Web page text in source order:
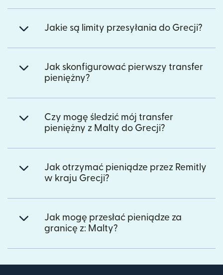
Jakie są limity przesyłania do Grecji?
Jak skonfigurować pierwszy transfer
pieniężny?
Czy mogę śledzić mój transfer
pieniężny z Malty do Grecji?
Jak otrzymać pieniądze przez Remitly
w kraju Grecji?
Jak mogę przesłać pieniądze za
granicę z: Malty?